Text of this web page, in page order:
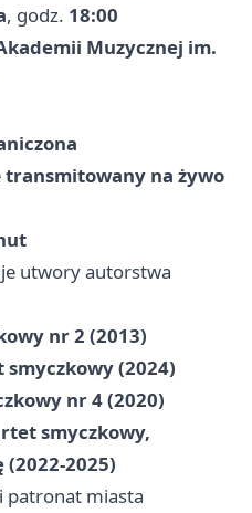
, godz. 18:00
Muzycznej im.
transmitowany na żywo
utwory autorstwa
nr 2 (2013)
(2024)
nr 4 (2020)
smyczkowy,
2025)
patronat miasta